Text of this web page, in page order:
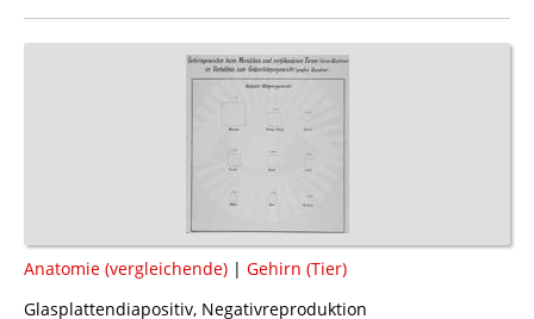
Anatomie (vergleichende) | Gehirn (Tier)
Glasplattendiapositiv, Negativreproduktion